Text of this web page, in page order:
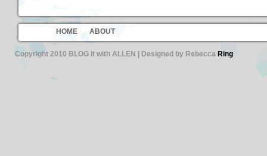
HOME ABOUT
Copyright 2010 BLOG it with ALLEN | Designed by Rebecca Ring